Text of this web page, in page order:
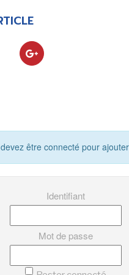
être connecté pour
Identifiant
Mot de passe